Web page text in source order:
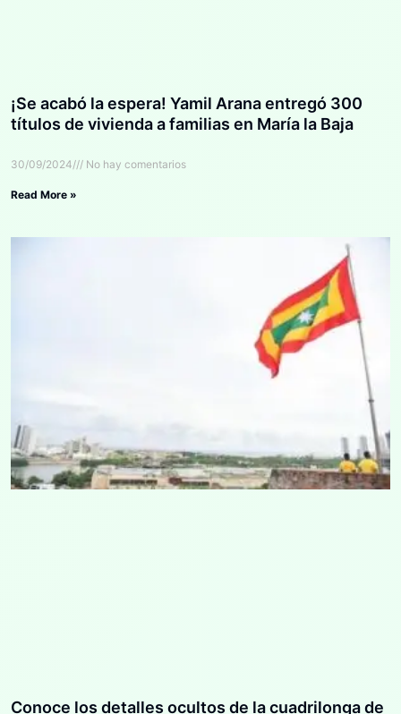
¡Se acabó la espera! Yamil Arana entregó 300
títulos de vivienda a familias en María la Baja
30/09/2024 No hay comentarios
Read More »
Conoce los detalles ocultos de la cuadrilonga de